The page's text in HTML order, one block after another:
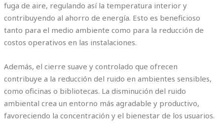
fuga de aire, regulando así la temperatura interior y
contribuyendo al ahorro de energía. Esto es beneficioso
tanto para el medio ambiente como para la reducción de
costos operativos en las instalaciones.
Además, el cierre suave y controlado que ofrecen
contribuye a la reducción del ruido en ambientes sensibles,
como oficinas o bibliotecas. La disminución del ruido
ambiental crea un entorno más agradable y productivo,
favoreciendo la concentración y el bienestar de los usuarios.